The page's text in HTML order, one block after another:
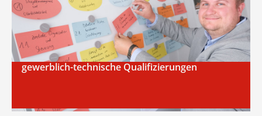
gewerblich-technische Qualifizierungen